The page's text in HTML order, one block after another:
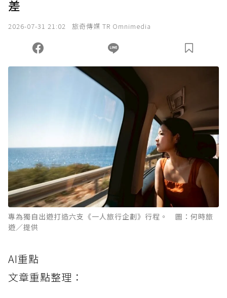
差
2026-07-31 21:02 旅奇傳媒 TR Omnimedia
專為獨自出遊打造六支《一人旅行企劃》行程。 圖：何時旅
遊／提供
AI重點
文章重點整理：